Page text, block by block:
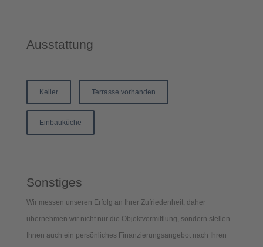
Ausstattung
Keller Terrasse vorhanden
Einbauküche
Sonstiges
Wir messen unseren Erfolg an Ihrer Zufriedenheit, daher
übernehmen wir nicht nur die Objektvermittlung, sondern stellen
Ihnen auch ein persönliches Finanzierungsangebot nach Ihren